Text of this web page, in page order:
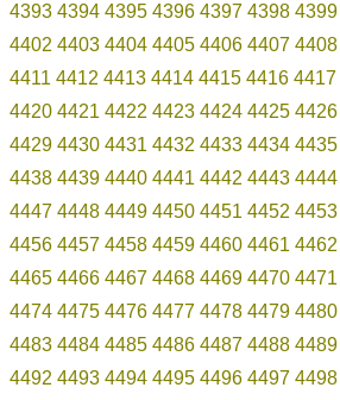
4393 4394 4395 4396 4397 4398 4399
4402 4403 4404 4405 4406 4407 4408
4411 4412 4413 4414 4415 4416 4417
4420 4421 4422 4423 4424 4425 4426
4429 4430 4431 4432 4433 4434 4435
4438 4439 4440 4441 4442 4443 4444
4447 4448 4449 4450 4451 4452 4453
4456 4457 4458 4459 4460 4461 4462
4465 4466 4467 4468 4469 4470 4471
4474 4475 4476 4477 4478 4479 4480
4483 4484 4485 4486 4487 4488 4489
4492 4493 4494 4495 4496 4497 4498